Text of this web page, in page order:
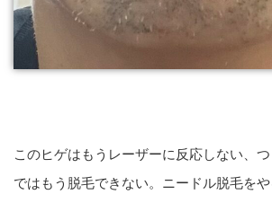
このヒゲはもうレーザーに反応しない、
ではもう脱毛できない。ニードル脱毛を